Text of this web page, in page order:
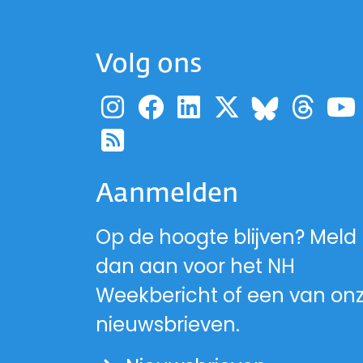
Volg ons
Ga naar de
Ga naar de
Ga naar de
Ga naar
Ga
Ga naar de RSS-
Aanmelden
Op de hoogte blijven? Meld
dan aan voor het NH
Weekbericht of een van
nieuwsbrieven.